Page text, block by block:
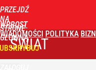
PRZEJDŹ
NA
STRONĘ
GŁÓWNĄ
WPROST
WIADOMOŚCI POLITYKA
ŚWIAT